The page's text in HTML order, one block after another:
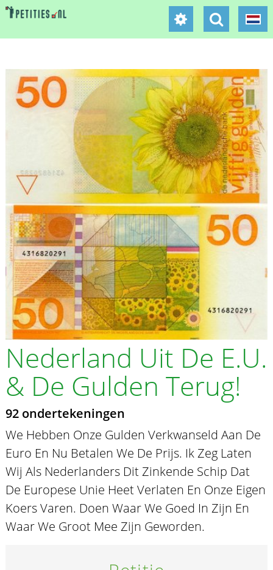
Nederland Uit De E.U.
& De Gulden Terug!
92 ondertekeningen
We Hebben Onze Gulden Verkwanseld Aan De
Euro En Nu Betalen We De Prijs. Ik Zeg Laten
Wij Als Nederlanders Dit Zinkende Schip Dat
De Europese Unie Heet Verlaten En Onze Eigen
Koers Varen. Doen Waar We Goed In Zijn En
Waar We Groot Mee Zijn Geworden.